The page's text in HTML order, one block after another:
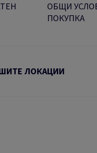
ОБЩИ
ПОКУПКА
ЛОКАЦИИ